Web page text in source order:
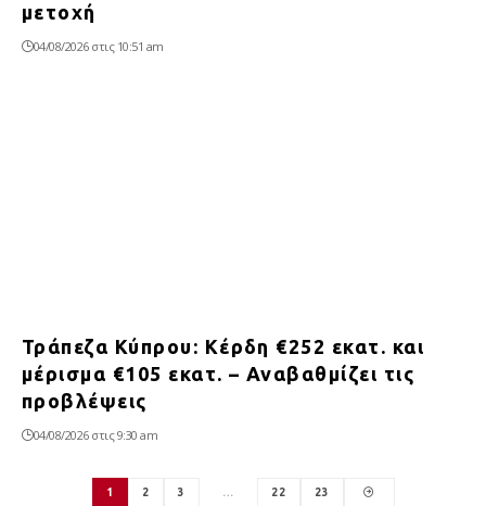
μετοχή
04/08/2026 στις 10:51 am
Τράπεζα Κύπρου: Κέρδη €252 εκατ. και
μέρισμα €105 εκατ. – Αναβαθμίζει τις
προβλέψεις
04/08/2026 στις 9:30 am
1 2 3 … 22 23